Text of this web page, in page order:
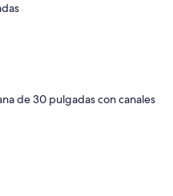
de 30 pulgadas con canales